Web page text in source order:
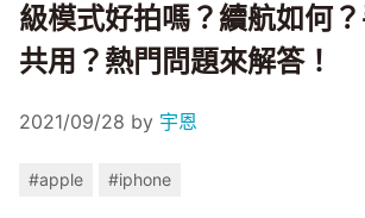
級模式好拍嗎？續航如何
共用？熱門問題來解答！
2021/09/28 by 宇恩
#apple #iphone